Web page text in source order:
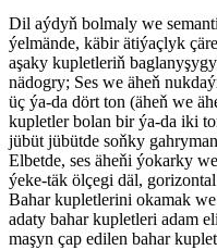
Dil aýdyň bolmaly we
ýelmände, käbir ätiýaçlyk
aşaky kupletleriň
nädogry; Ses we äheň
üç ýa-da dört ton (äheň we
kupletler bolan bir ýa-da iki
jübüt jübütde soňky
Elbetde, ses äheňi ýokarky
ýeke-täk ölçegi däl,
Bahar kupletlerini okamak
adaty bahar kupletleri adam
maşyn çap edilen bahar